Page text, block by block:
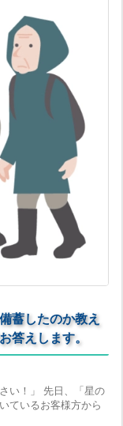
蓄したのか教え
答えします。
い！」 先日、「星の
ているお客様方から